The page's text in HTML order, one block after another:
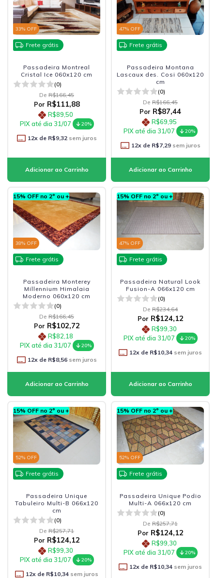
33% OFF
Frete grátis
Passadeira Montreal
Cristal Ice 060x120 cm
(0)
De R$166,45
Por R$111,88
R$89,50
PIX até dia 31/07
20%
12x de R$9,32sem juros
47% OFF
Frete grátis
Passadeira Montana
Lascaux des. Cosi 060x120
cm
(0)
De R$166,45
Por R$87,44
R$69,95
PIX até dia 31/07
20%
12x de R$7,29sem juros
15% OFF no 2º ou +
38% OFF
Frete grátis
Passadeira Monterey
Millennium Himalaia
Moderno 060x120 cm
(0)
De R$166,45
Por R$102,72
R$82,18
PIX até dia 31/07
20%
12x de R$8,56sem juros
15% OFF no 2º ou +
47% OFF
Frete grátis
Passadeira Natural Look
Fusion-A 066x120 cm
(0)
De R$234,64
Por R$124,12
R$99,30
PIX até dia 31/07
20%
12x de R$10,34 sem juros
15% OFF no 2º ou +
52% OFF
Frete grátis
Passadeira Unique
Tabuleiro Multi-B 066x120
cm
(0)
De R$257,71
Por R$124,12
R$99,30
PIX até dia 31/07
20%
12x de R$10,34 sem juros
15% OFF no 2º ou +
52% OFF
Frete grátis
Passadeira Unique Podio
Multi-A 066x120 cm
(0)
De R$257,71
Por R$124,12
R$99,30
PIX até dia 31/07
20%
12x de R$10,34 sem juros